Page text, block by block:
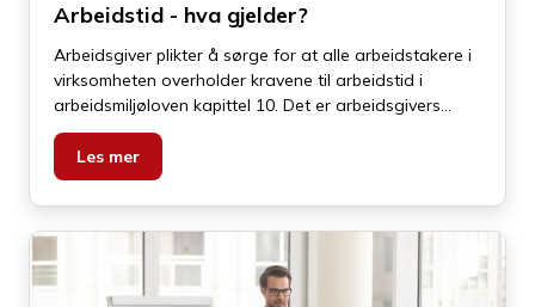
Arbeidstid - hva gjelder?
Arbeidsgiver plikter å sørge for at alle arbeidstakere i
virksomheten overholder kravene til arbeidstid i
arbeidsmiljøloven kapittel 10. Det er arbeidsgivers
ansvar å sørge for at det ikke arbeides mer enn loven
tillater uavhengig av hva den enkelte arbeidstaker selv
ønsker.
Les mer